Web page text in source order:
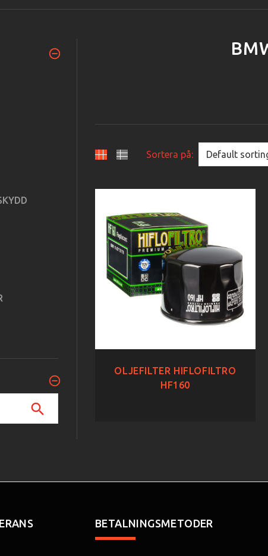
Sortera på:
OLJEFILTER HIFLOFILTRO
HF160
BETALNINGSMETODER